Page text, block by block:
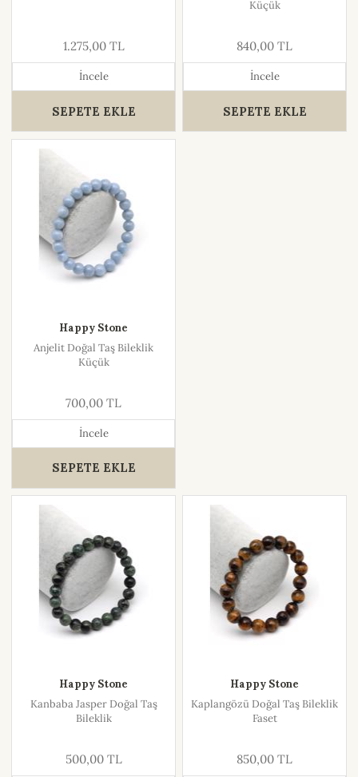
1.275,00 TL
İncele
SEPETE EKLE
Küçük
840,00 TL
İncele
SEPETE EKLE
Happy Stone
Anjelit Doğal Taş Bileklik
Küçük
700,00 TL
İncele
SEPETE EKLE
Happy Stone
Kanbaba Jasper Doğal Taş
Bileklik
500,00 TL
Happy Stone
Kaplangözü Doğal Taş Bileklik
Faset
850,00 TL